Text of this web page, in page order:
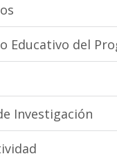
Educativo del
Investigación